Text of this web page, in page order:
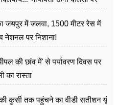
जयपुर में जलवा, 1500 मीटर रेस में
नेशनल पर निशाना!
की छांव में' से पर्यावरण दिवस पर
का रास्ता
कुर्सी तक पहुंचने का वीडी सतीशन यूं